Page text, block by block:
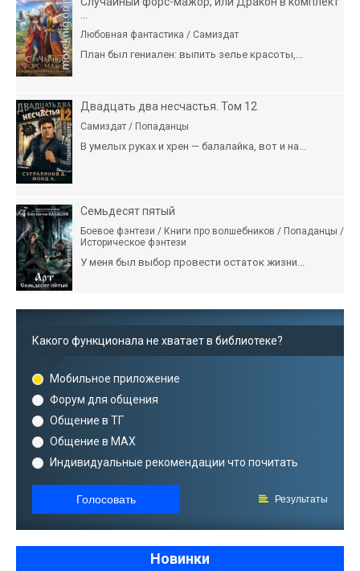
Любовная фантастика / Самиздат
План был гениален: выпить зелье красоты,...
Двадцать два несчастья. Том 12
Самиздат / Попаданцы
В умелых руках и хрен — балалайка, вот и на...
Семьдесят пятый
Боевое фэнтези / Книги про волшебников / Попаданцы /
Историческое фэнтези
У меня был выбор провести остаток жизни...
Какого функционала не хватает в библиотеке?
Мобильное приложение
Форум для общения
Общение в ТГ
Общение в MAX
Индивидуальные рекомендации что почитать
Голосовать Результаты
Новинки